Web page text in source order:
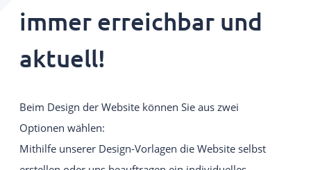
immer erreichbar und
aktuell!
Beim Design der Website können Sie aus zwei
Optionen wählen:
Mithilfe unserer Design-Vorlagen die Website selbst